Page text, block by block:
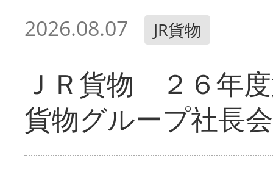
2026.08.07 JR貨物
ＪＲ貨物 ２６年
貨物グループ社長